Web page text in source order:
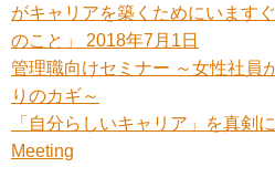
がキャリアを築くためにいます
のこと」 2018年7月1日
管理職向けセミナー ～女性社員
りのカギ～
「自分らしいキャリア」を真剣
Meeting